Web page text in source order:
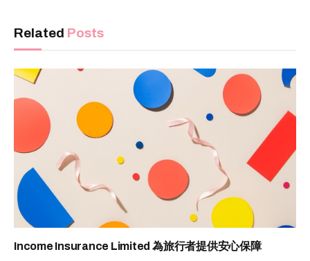
Related Posts
Income Insurance Limited 為旅行者提供安心保障